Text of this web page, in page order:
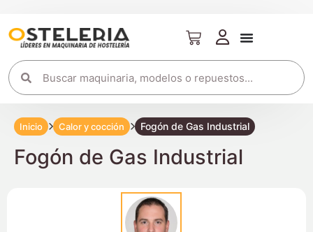
Inicio Calor y cocción Fogón de Gas Industrial
Fogón de Gas Industrial